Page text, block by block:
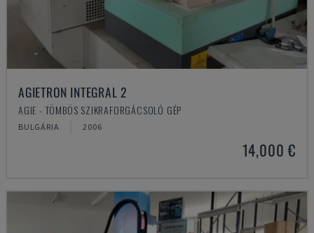
AGIETRON INTEGRAL 2
AGIE - TÖMBÖS SZIKRAFORGÁCSOLÓ GÉP
BULGÁRIA 2006
14,000 €